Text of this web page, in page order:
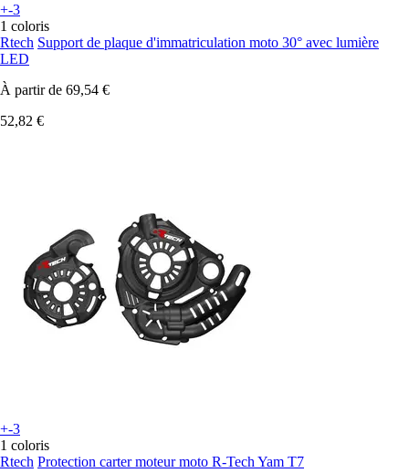
+-3
1 coloris
Rtech Support de plaque d'immatriculation moto 30° avec lumière
LED
À partir de 69,54 €
52,82 €
+-3
1 coloris
Rtech Protection carter moteur moto R-Tech Yam T7